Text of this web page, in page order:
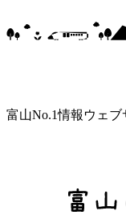
富山No.1情報ウェブ